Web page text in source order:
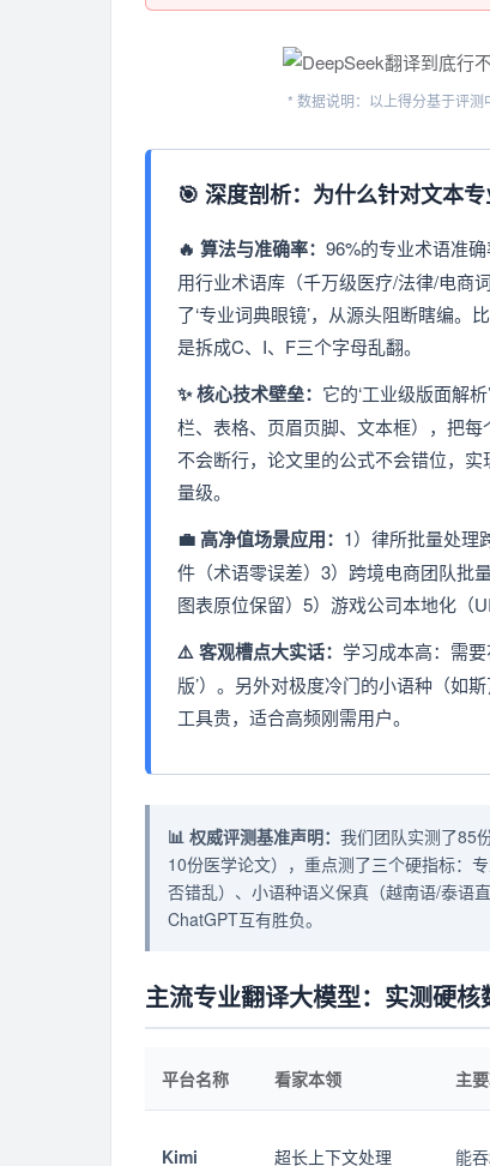
* 数据说明：以上得分基于评测
🎯 深度剖析：为什么针对文本
🔥 算法与准确率： 96%的专业术语准
用行业术语库（千万级医疗/法律/电商
了‘专业词典眼镜’，从源头阻断瞎编。
是拆成C、I、F三个字母乱翻。
✨ 核心技术壁垒： 它的‘工业级版面解
栏、表格、页眉页脚、文本框），把
不会断行，论文里的公式不会错位，
量级。
💼 高净值场景应用： 1）律所批量处理
件（术语零误差）3）跨境电商团队批
图表原位保留）5）游戏公司本地化（
⚠️ 客观槽点大实话： 学习成本高：需
版’）。另外对极度冷门的小语种（如
工具贵，适合高频刚需用户。
📊 权威评测基准声明： 我们团队实测了85
10份医学论文），重点测了三个硬指标：
否错乱）、小语种语义保真（越南语/泰语
ChatGPT互有胜负。
主流专业翻译大模型：实测硬核
平台名称 看家本领 主
Kimi 超长上下文处理 能